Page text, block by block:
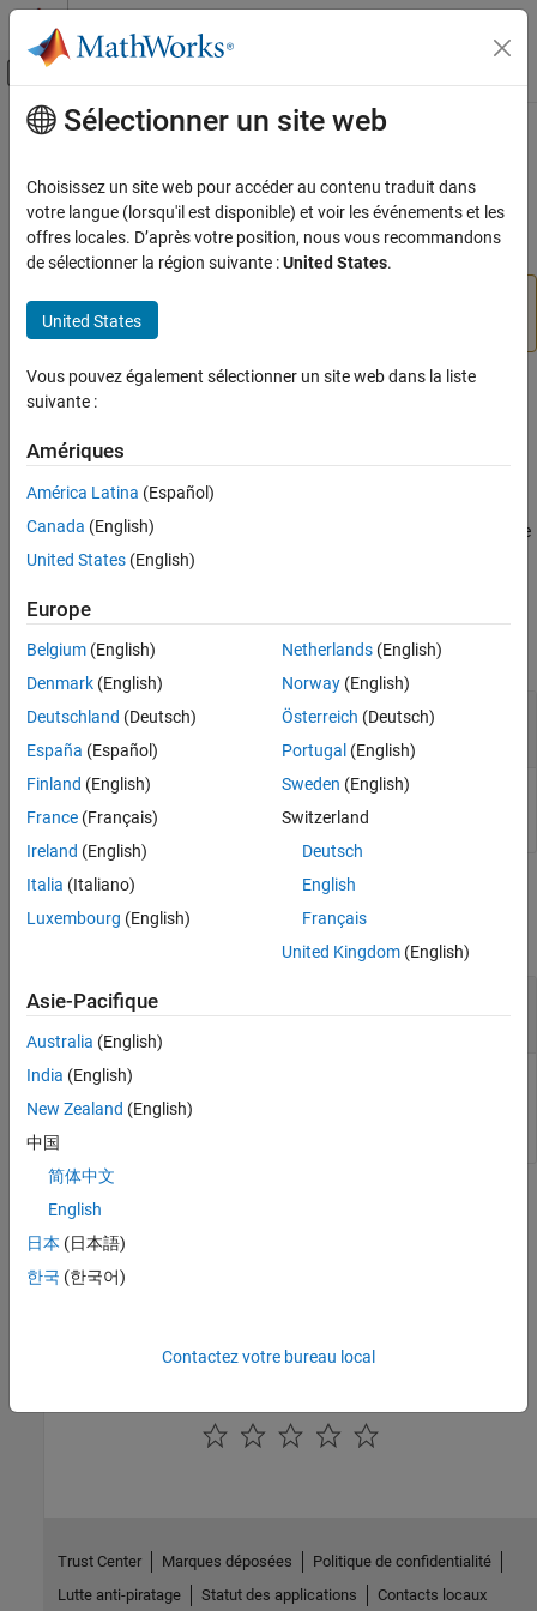
Passer au contenu
Activer/désactiver l'affichage du menu
Accueil de la documentation
Image Processing Toolbox
Display and Exploration
getLabelTextFormatter
Input Arguments
Version History
See Also
Contenu principal
getLabelTextFormatter
Return format of text label of Distance tool
collapse all in page
getLabelTextFormatter
the ROI classes instead, described in
Syntax
Description
= getLabelTextFormatter(
specifying the format used to display the label text of the Distance
tool,h.
Input Arguments
collapse all
h— Distance tool
Distance tool, specified as an imdistline object.
Output Arguments
str— Text format
character array
Text format of Distance tool label, returned as a character
array in a format expected by
Version History
Introduced before R2006a
Sélectionner un site web
Choisissez un site web pour accéder au contenu traduit dans
votre langue (lorsqu'il est disponible) et voir les événements et les
offres locales. D’après votre position, nous vous recommandons
de sélectionner la région suivante :United States.
United States
Vous pouvez également sélectionner un site web dans la liste
suivante :
Amériques
América Latina (Español)
Canada (English)
United States (English)
Europe
Belgium (English)
Denmark (English)
Deutschland (Deutsch)
España (Español)
Finland (English)
France (Français)
Ireland (English)
Italia (Italiano)
Luxembourg (English)
Netherlands(English)
Norway(English)
Österreich (Deutsch)
Portugal (English)
Sweden (English)
Switzerland
Deutsch
English
Français
United Kingdom(English)
Asie-Pacifique
Australia (English)
India (English)
New Zealand (English)
中国
简体中文
English
日本 (日本語)
한국 (한국어)
Contactez votre bureau local
Trust Center Marques déposées
Politique de confidentialité
Lutte anti-piratage
Statut des applications Contacts locaux